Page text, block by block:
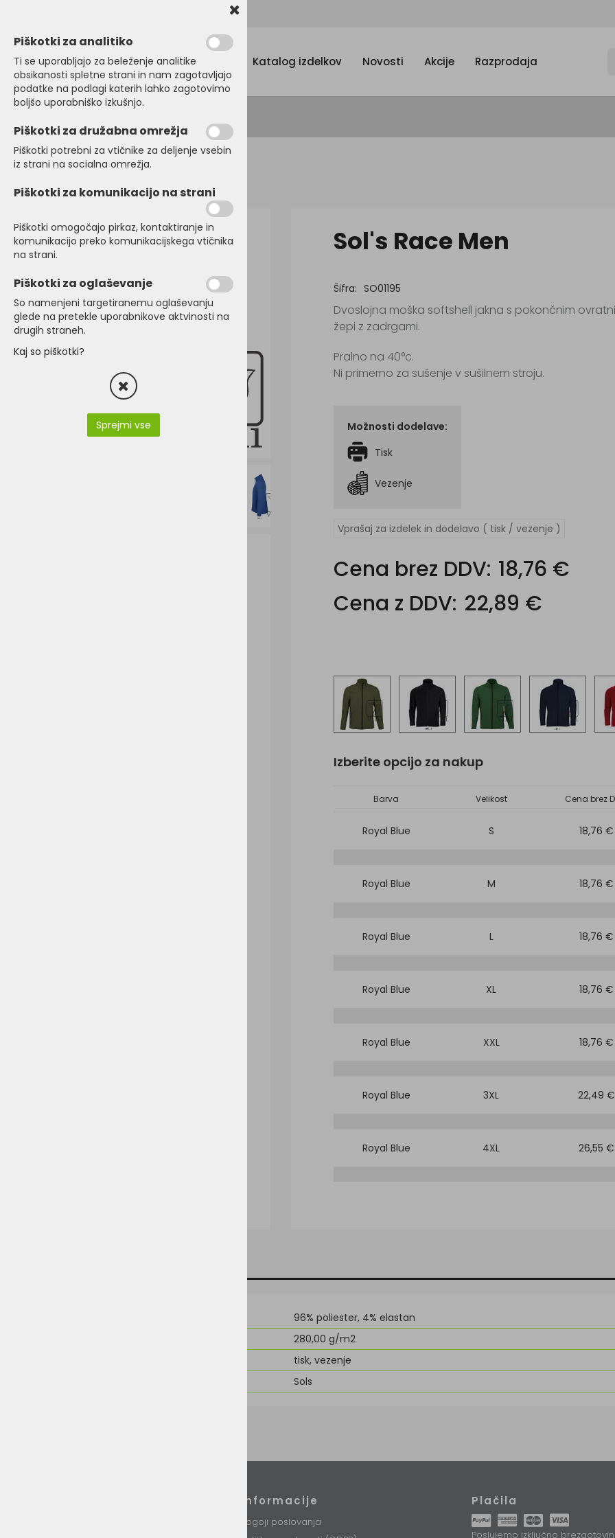
Menu Katalog izdelkov Novosti Akcije Razprodaja
Domov JAKNE Softshell jakne
Sol's Race Men
Šifra: SO01195
Dvoslojna moška softshell jakna s pokončnim
žepi z zadrgami.
Pralno na 40°c.
Ni primerno za sušenje v sušilnem stroju.
Možnosti dodelave:
Tisk
Vezenje
Vprašaj za izdelek in dodelavo ( tisk / vezenje )
Cena brez DDV: 18,76 €
Cena z DDV: 22,89 €
Izberite opcijo za nakup
Barva Velikost Cena brez
Royal Blue S 18,76 €
Royal Blue M 18,76 €
Royal Blue L 18,76 €
Royal Blue XL 18,76 €
Royal Blue XXL 18,76 €
Royal Blue 3XL 22,49 €
Royal Blue 4XL 26,55 €
96% poliester, 4% elastan
280,00 g/m2
tisk, vezenje
Sols
Informacije
Pogoji poslovanja
Plačila
Poslujemo izključno
Piškotki za analitiko
Ti se uporabljajo za beleženje analitike
obsikanosti spletne strani in nam zagotavljajo
podatke na podlagi katerih lahko zagotovimo
boljšo uporabniško izkušnjo.
Piškotki za družabna omrežja
Piškotki potrebni za vtičnike za deljenje vsebin
iz strani na socialna omrežja.
Piškotki za komunikacijo na strani
Piškotki omogočajo pirkaz, kontaktiranje in
komunikacijo preko komunikacijskega vtičnika
na strani.
Piškotki za oglaševanje
So namenjeni targetiranemu oglaševanju
glede na pretekle uporabnikove aktvinosti na
drugih straneh.
Kaj so piškotki?
Sprejmi vse